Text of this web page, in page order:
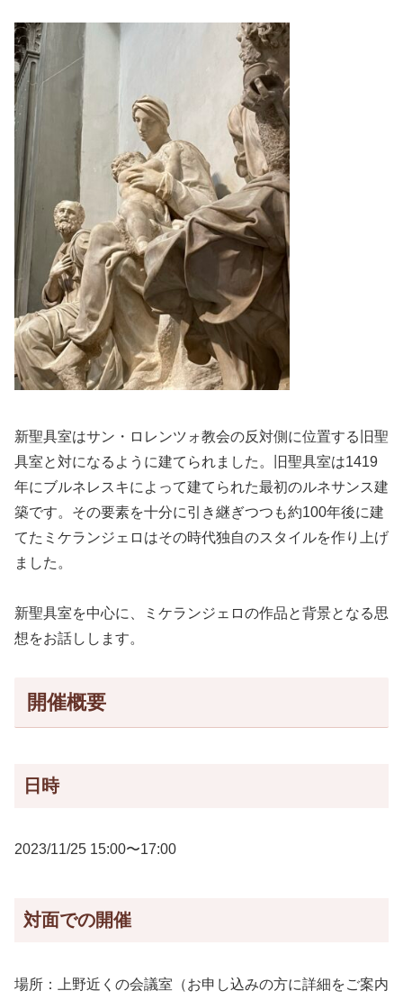
新聖具室はサン・ロレンツォ教会の反対側に位置する旧聖
具室と対になるように建てられました。旧聖具室は1419
年にブルネレスキによって建てられた最初のルネサンス建
築です。その要素を十分に引き継ぎつつも約100年後に建
てたミケランジェロはその時代独自のスタイルを作り上げ
ました。
新聖具室を中心に、ミケランジェロの作品と背景となる思
想をお話しします。
開催概要
日時
2023/11/25 15:00〜17:00
対面での開催
場所：上野近くの会議室（お申し込みの方に詳細をご案内